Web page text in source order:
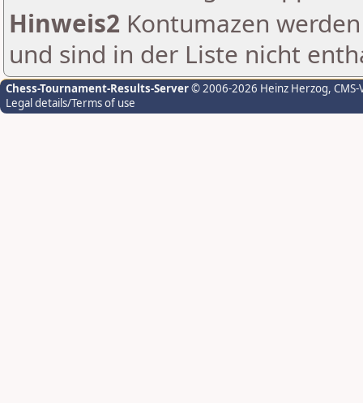
Hinweis2 Kontumazen
und sind in der Liste nicht
Chess-Tournament-Results-Server© 2006-2026 Heinz Herzog,
Legal details/Terms of use